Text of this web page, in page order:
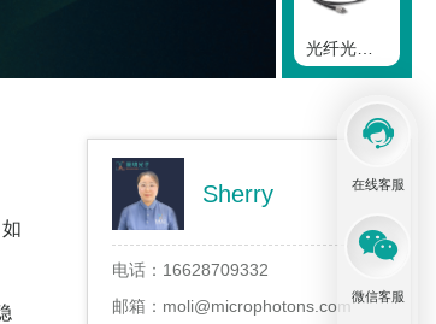
在线客服
微信客服
光纤光度测定概述
Sherry
电话： 16628709332
邮箱： moli@microphotons.com